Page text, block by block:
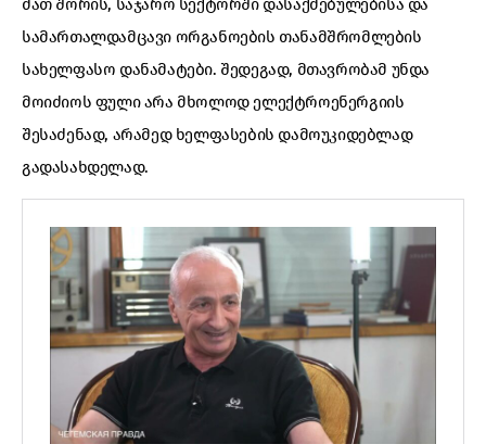
მათ შორის, საჯარო სექტორში დასაქმებულებისა და
სამართალდამცავი ორგანოების თანამშრომლების
სახელფასო დანამატები. შედეგად, მთავრობამ უნდა
მოიძიოს ფული არა მხოლოდ ელექტროენერგიის
შესაძენად, არამედ ხელფასების დამოუკიდებლად
გადასახდელად.